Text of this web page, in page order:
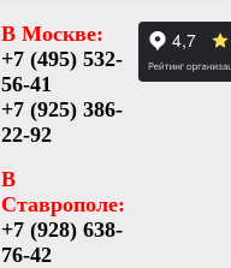
В Москве:
+7 (495) 532-
56-41
+7 (925) 386-
22-92
В
Ставрополе:
+7 (928) 638-
76-42